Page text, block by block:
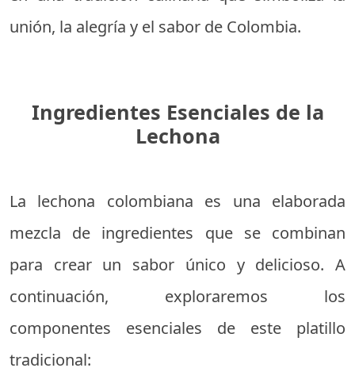
unión, la alegría y el sabor de Colombia.
Ingredientes Esenciales de la
Lechona
La lechona colombiana es una elaborada
mezcla de ingredientes que se combinan
para crear un sabor único y delicioso. A
continuación, exploraremos los
componentes esenciales de este platillo
tradicional: